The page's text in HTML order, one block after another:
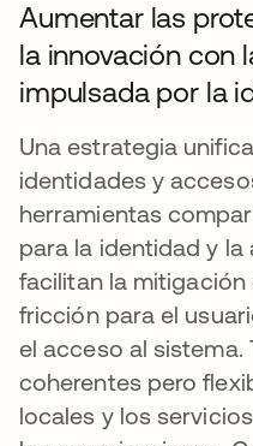
Aumentar las
la innovación con
impulsada por la
Una estrategia
identidades y
herramientas
para la identidad y
facilitan la mitigación
fricción para el
el acceso al
coherentes pero
locales y los